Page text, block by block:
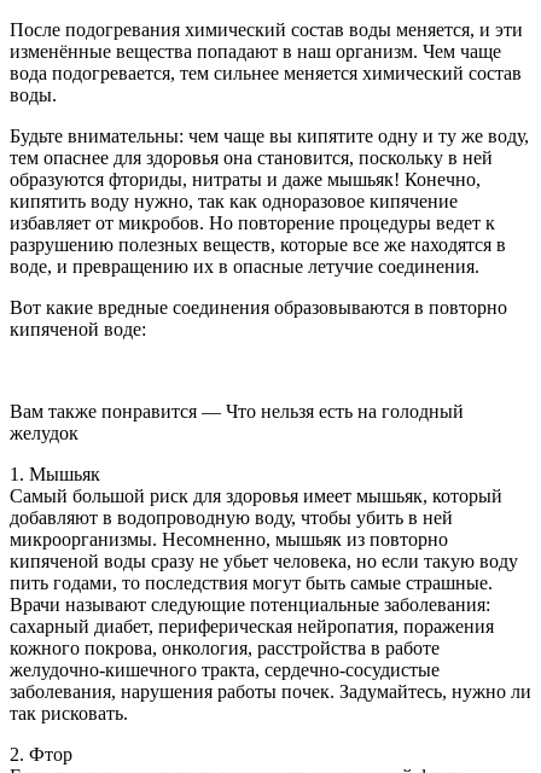
После подогревания химический состав воды меняется, и эти
изменённые вещества попадают в наш организм. Чем чаще
вода подогревается, тем сильнее меняется химический состав
воды.
Будьте внимательны: чем чаще вы кипятите одну и ту же воду,
тем опаснее для здоровья она становится, поскольку в ней
образуются фториды, нитраты и даже мышьяк! Конечно,
кипятить воду нужно, так как одноразовое кипячение
избавляет от микробов. Но повторение процедуры ведет к
разрушению полезных веществ, которые все же находятся в
воде, и превращению их в опасные летучие соединения.
Вот какие вредные соединения образовываются в повторно
кипяченой воде:
Вам также понравится — Что нельзя есть на голодный
желудок
1. Мышьяк
Самый большой риск для здоровья имеет мышьяк, который
добавляют в водопроводную воду, чтобы убить в ней
микроорганизмы. Несомненно, мышьяк из повторно
кипяченой воды сразу не убьет человека, но если такую воду
пить годами, то последствия могут быть самые страшные.
Врачи называют следующие потенциальные заболевания:
сахарный диабет, периферическая нейропатия, поражения
кожного покрова, онкология, расстройства в работе
желудочно-кишечного тракта, сердечно-сосудистые
заболевания, нарушения работы почек. Задумайтесь, нужно ли
так рисковать.
2. Фтор